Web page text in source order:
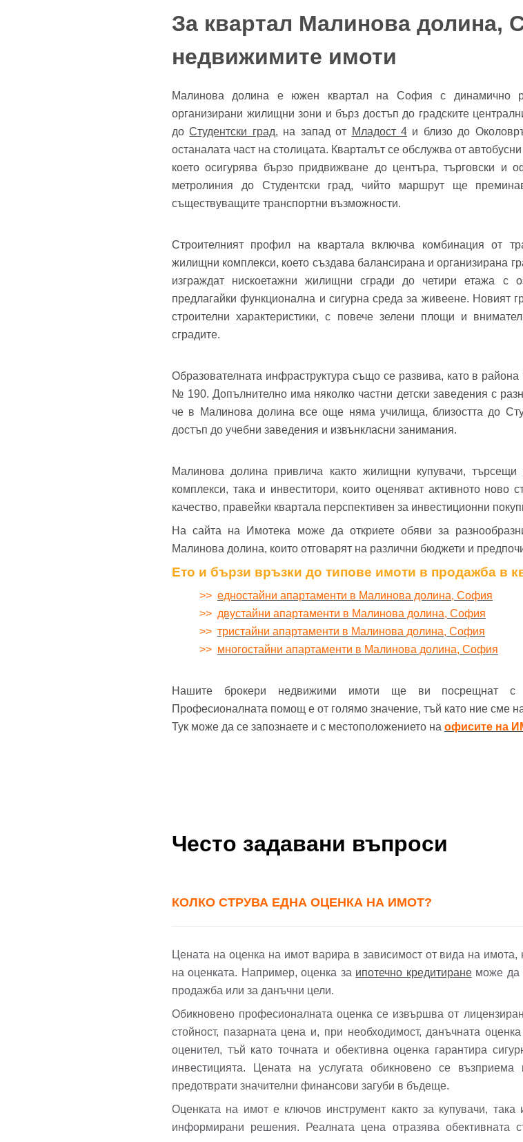
Добре дошъл!
Имейл Адрес
Парола
Забравена парола?
Вход
или използвай профил
Вход с Google
За квартал Малинова долина,
недвижимите имоти
Малинова долина е южен квартал на София с динамично
организирани жилищни зони и бърз достъп до градските
доСтудентски град, на запад от Младост 4и близо до
останалата част на столицата. Кварталът се обслужва от
което осигурява бързо придвижване до центъра, търговски
метролиния до Студентски град, чийто маршрут ще
съществуващите транспортни възможности.
Строителният профил на квартала включва комбинация от
жилищни комплекси, което създава балансирана и организирана
изграждат нискоетажни жилищни сгради до четири етажа с
предлагайки функционална и сигурна среда за живеене. Новият
строителни характеристики, с повече зелени площи и
сградите.
Образователната инфраструктура също се развива, като в
№ 190. Допълнително има няколко частни детски заведения с
че в Малинова долина все още няма училища, близостта до
достъп до учебни заведения и извънкласни занимания.
Малинова долина привлича както жилищни купувачи,
комплекси, така и инвеститори, които оценяват активното ново
качество, правейки квартала перспективен за инвестиционни
На сайта на Имотека може да откриете обяви за
Малинова долина, които отговарят на различни бюджети и
Ето и бързи връзки до типове имоти в продажба в
>> едностайни апартаменти в Малинова долина, София
>> двустайни апартаменти в Малинова долина, София
>> тристайни апартаменти в Малинова долина, София
>> многостайни апартаменти в Малинова долина, София
Нашите брокери недвижими имоти ще ви посрещнат с
Професионалната помощ е от голямо значение, тъй като ние сме
Тук може да се запознаете и с местоположението на офисите на
Често задавани въпроси
КОЛКО СТРУВА ЕДНА ОЦЕНКА НА ИМОТ?
Цената на оценка на имот варира в зависимост от вида на
на оценката. Например, оценка за ипотечно кредитиранеможе да
продажба или за данъчни цели.
Обикновено професионалната оценка се извършва от
стойност, пазарната цена и, при необходимост, данъчната
оценител, тъй като точната и обективна оценка гарантира
инвестицията. Цената на услугата обикновено се
предотврати значителни финансови загуби в бъдеще.
Оценката на имот е ключов инструмент както за купувачи,
информирани решения. Реалната цена отразява обективната
Имейл адрес*
Вашето запитване стигна